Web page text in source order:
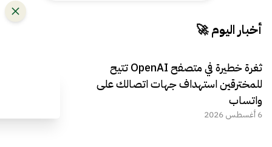
أخبار اليوم 🚀
ثغرة خطيرة في متصفح OpenAI تتيح
للمخترقين استهداف جهات اتصالك على
واتساب
6 أغسطس 2026